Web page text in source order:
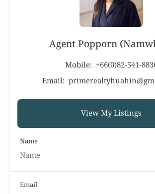
Agent Popporn
Mobile: +66(0)82-541-
Email:
View My Listings
Name
Email